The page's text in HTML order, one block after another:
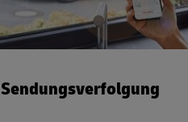
Sendungsverfolgung